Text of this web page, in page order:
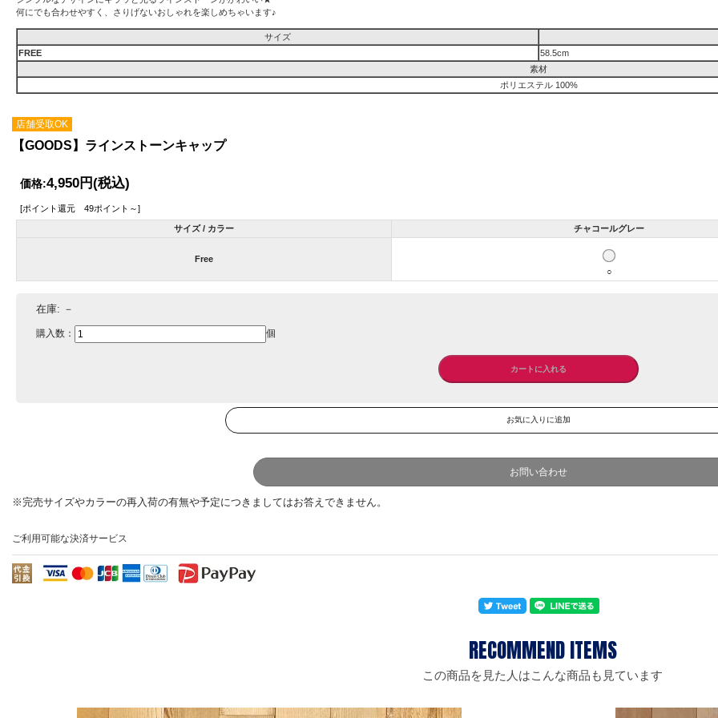
何にでも合わせやすく、さりげないおしゃれを楽しめちゃいます♪
サイズ
FREE
58.5cm
素材
ポリエステル 100%
店舗受取OK
【GOODS】ラインストーンキャップ
価格:4,950円(税込)
[ポイント還元 49ポイント～]
サイズ / カラー チャコールグレー
Free
○
在庫: －
購入数： 個
お問い合わせ
ご利用可能な決済サービス
この商品を見た人はこんな商品も見ています